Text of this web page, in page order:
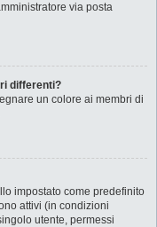
via posta
differenti?
un colore ai membri di
impostato come predefinito
attivi (in condizioni
utente, permessi